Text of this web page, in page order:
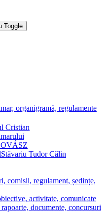
Toggle
organigramă, regulamente
Cristian
Stăvariu Tudor Călin
comisii, regulament, ședințe,
activitate, comunicate
documente, concursuri